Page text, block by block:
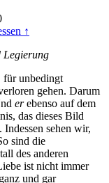
↑
Legierung
für unbedingt
gehen. Darum
erebenso auf dem
das dieses Bild
sehen wir,
sind die
des anderen
ist nicht immer
und gar